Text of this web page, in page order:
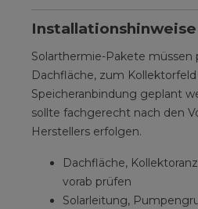
Installationshinweise
Solarthermie-Pakete müssen
Dachfläche, zum
Speicheranbindung geplant
sollte fachgerecht nach den
Herstellers erfolgen.
Dachfläche,
vorab prüfen
Solarleitung,